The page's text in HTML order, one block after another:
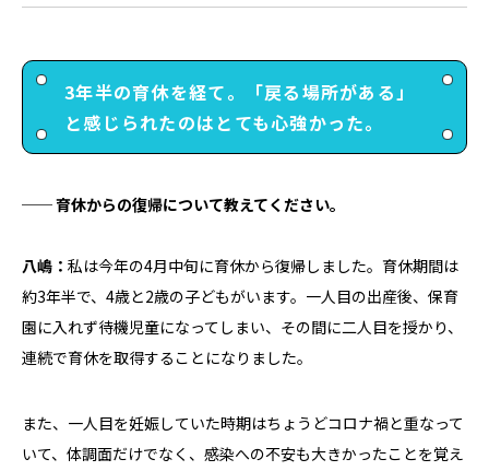
3年半の育休を経て。「戻る場所がある」
と感じられたのはとても心強かった。
── 育休からの復帰について教えてください。
八嶋： 私は今年の4月中旬に育休から復帰しました。育休期間は
約3年半で、4歳と2歳の子どもがいます。一人目の出産後、保育
園に入れず待機児童になってしまい、その間に二人目を授かり、
連続で育休を取得することになりました。
また、一人目を妊娠していた時期はちょうどコロナ禍と重なって
いて、体調面だけでなく、感染への不安も大きかったことを覚え